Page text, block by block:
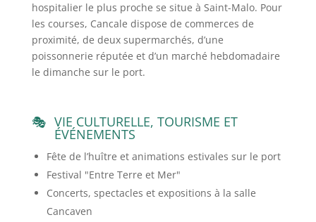
hospitalier le plus proche se situe à Saint-Malo. Pour
les courses, Cancale dispose de commerces de
proximité, de deux supermarchés, d’une
poissonnerie réputée et d’un marché hebdomadaire
le dimanche sur le port.
VIE CULTURELLE, TOURISME ET
ÉVÉNEMENTS
Fête de l’huître et animations estivales sur le port
Festival "Entre Terre et Mer"
Concerts, spectacles et expositions à la salle
Cancaven